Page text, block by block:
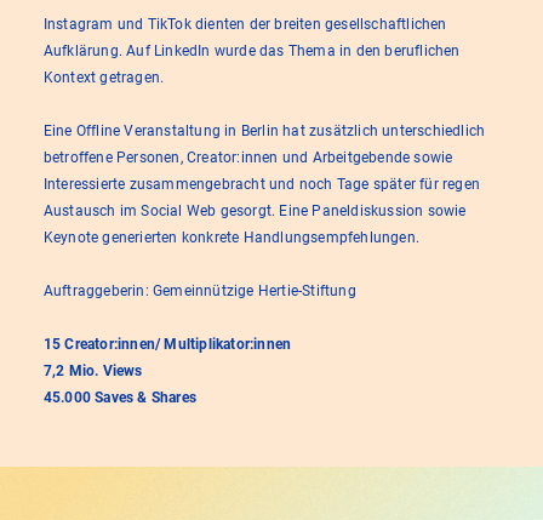
Instagram und TikTok dienten der breiten gesellschaftlichen
Aufklärung. Auf LinkedIn wurde das Thema in den beruflichen
Kontext getragen.
Eine Offline Veranstaltung in Berlin hat zusätzlich unterschiedlich
betroffene Personen, Creator:innen und Arbeitgebende sowie
Interessierte zusammengebracht und noch Tage später für regen
Austausch im Social Web gesorgt. Eine Paneldiskussion sowie
Keynote generierten konkrete Handlungsempfehlungen.
Auftraggeberin: Gemeinnützige Hertie-Stiftung
15 Creator:innen/ Multiplikator:innen
7,2 Mio. Views
45.000 Saves & Shares